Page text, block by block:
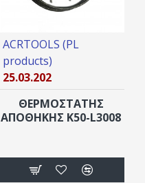
ACRTOOLS (PL
products)
25.03.202
ΘΕΡΜΟΣΤΑΤΗΣ
ΑΠΟΘΗΚΗΣ K50-L3008